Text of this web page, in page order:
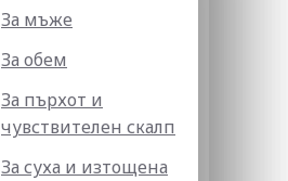
За мъже
За обем
За пърхот и
чувствителен скалп
За суха и изтощена